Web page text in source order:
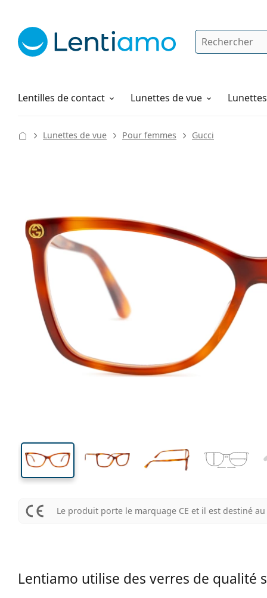
Rechercher
Lentilles de contact
Solutions Lunettes de vue
Comment commander
Lunettes de vue Pour femmes Gucci
Largeur des verres
39 mm
Largeur des verres Largeur des verres
Largeur
des verres
Le produit porte le marquage CE et il est destiné
Lentiamo utilise des verres de qualité